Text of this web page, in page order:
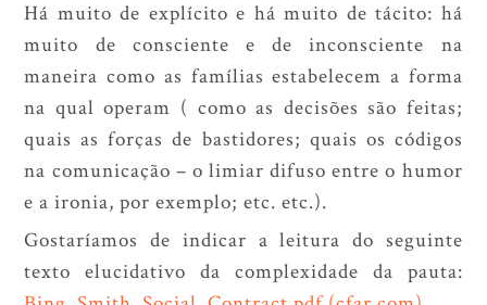
Há muito de explícito e há muito de tácito: há
muito de consciente e de inconsciente na
maneira como as famílias estabelecem a forma
na qual operam ( como as decisões são feitas;
quais asforças de bastidores; quais os códigos
na comunicação – o limiar difuso entre o humor
e a ironia, por exemplo; etc. etc.).
Gostaríamos de indicar a leitura do seguinte
texto elucidativo da complexidade da pauta: